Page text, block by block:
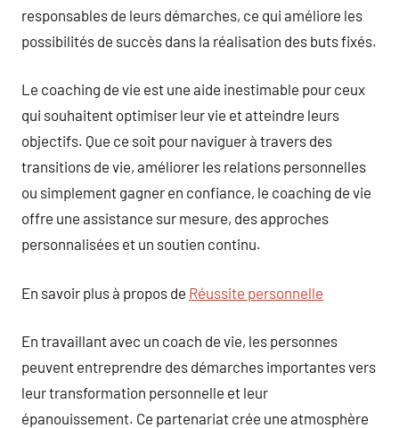
responsables de leurs démarches, ce qui améliore les
possibilités de succès dans la réalisation des buts fixés.
Le coaching de vie est une aide inestimable pour ceux
qui souhaitent optimiser leur vie et atteindre leurs
objectifs. Que ce soit pour naviguer à travers des
transitions de vie, améliorer les relations personnelles
ou simplement gagner en confiance, le coaching de vie
offre une assistance sur mesure, des approches
personnalisées et un soutien continu.
En savoir plus à propos de Réussite personnelle
En travaillant avec un coach de vie, les personnes
peuvent entreprendre des démarches importantes vers
leur transformation personnelle et leur
épanouissement. Ce partenariat crée une atmosphère